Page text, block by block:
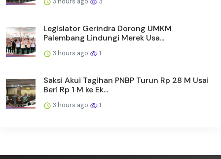
Legislator Gerindra Dorong UMKM
Palembang Lindungi Merek Usa...
3 hours ago 1
Saksi Akui Tagihan PNBP Turun Rp 28 M Usai
Beri Rp 1 M ke Ek...
3 hours ago 1